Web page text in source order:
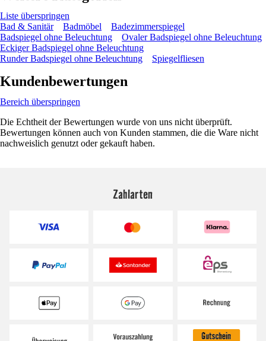
Liste überspringen
Bad & Sanitär
Badmöbel
Badezimmerspiegel
Badspiegel ohne Beleuchtung
Ovaler Badspiegel ohne Beleuchtung
Eckiger Badspiegel ohne Beleuchtung
Runder Badspiegel ohne Beleuchtung
Spiegelfliesen
Kundenbewertungen
Bereich überspringen
Die Echtheit der Bewertungen wurde von uns nicht überprüft.
Bewertungen können auch von Kunden stammen, die die Ware nicht
nachweislich genutzt oder gekauft haben.
Zahlarten